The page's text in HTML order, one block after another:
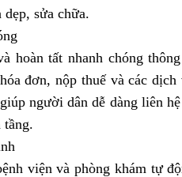
sửa chữa.
hoàn tất nhanh chóng
đơn, nộp thuế và các
người dân dễ dàng liên
tầng.
viện và phòng khám tự